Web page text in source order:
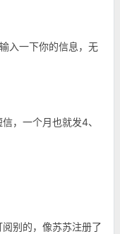
入一下你的信息，无
，一个月也就发4、
别的，像苏苏注册了